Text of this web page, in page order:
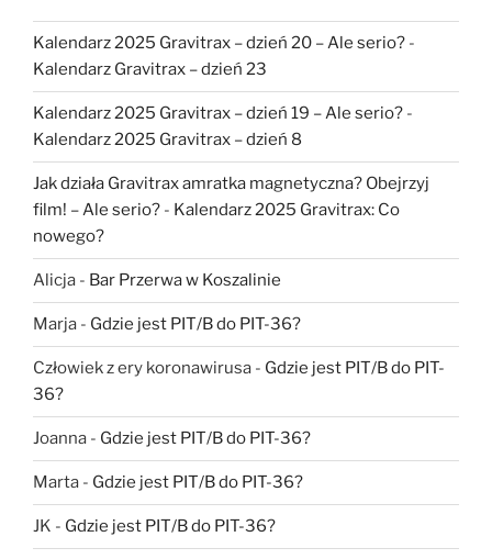
Kalendarz 2025 Gravitrax – dzień 20 – Ale serio? -
Kalendarz Gravitrax – dzień 23
Kalendarz 2025 Gravitrax – dzień 19 – Ale serio? -
Kalendarz 2025 Gravitrax – dzień 8
Jak działa Gravitrax amratka magnetyczna? Obejrzyj
film! – Ale serio? - Kalendarz 2025 Gravitrax: Co
nowego?
Alicja - Bar Przerwa w Koszalinie
Marja - Gdzie jest PIT/B do PIT-36?
Człowiek z ery koronawirusa - Gdzie jest PIT/B do PIT-
36?
Joanna - Gdzie jest PIT/B do PIT-36?
Marta - Gdzie jest PIT/B do PIT-36?
JK - Gdzie jest PIT/B do PIT-36?